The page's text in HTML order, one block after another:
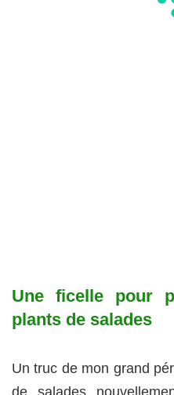
Une ficelle pour
plants de salades
Un truc de mon grand